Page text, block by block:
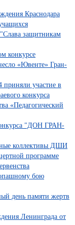
Краснодара
"Слава защитникам
конкурсе
«Ювенте» Гран-
участие в
конкурса
«Педагогический
"ДОН ГРАН-
коллективы ДШИ
программе
бою
день памяти жертв
Ленинграда от